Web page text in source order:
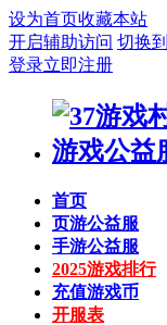
设为首页收藏本站
开启辅助访问 切换
登录立即注册
首页
页游公益服
手游公益服
2025游戏排行
充值游戏币
开服表